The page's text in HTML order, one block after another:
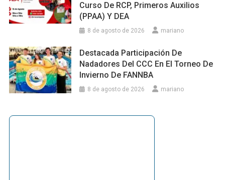
Curso De RCP, Primeros Auxilios
(PPAA) Y DEA
8 de agosto de 2026 mariano
Destacada Participación De
Nadadores Del CCC En El Torneo De
Invierno De FANNBA
8 de agosto de 2026 mariano